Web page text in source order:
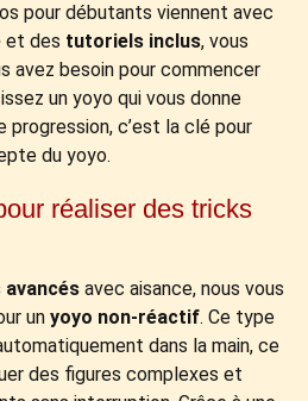
pour débutants viennent avec
et des tutoriels inclus, vous
avez besoin pour commencer
un yoyo qui vous donne
c’est la clé pour
du yoyo.
réaliser des tricks
avec aisance, nous vous
un yoyo non-réactif. Ce type
dans la main, ce
des figures complexes et